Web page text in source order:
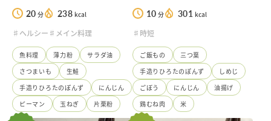
20 分 238 kcal
♯ヘルシー ♯メイン料理
魚料理 薄力粉
サラダ油
さつまいも
生鮭
手造りひろたのぽんず
にんじん
ピーマン
玉ねぎ 片栗粉
10 分 301 kcal
♯時短
ご飯もの
三つ葉
手造りひろたのぽんず
しめじ
ごぼう
にんじん
油揚げ
鶏むね肉
米